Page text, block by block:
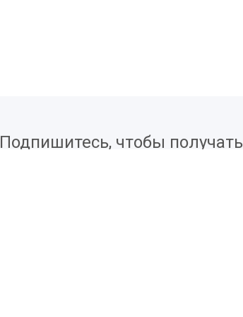
Подпишитесь, чтобы получать